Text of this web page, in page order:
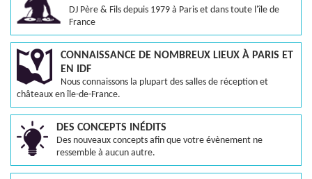
DJ Père & Fils depuis 1979 à Paris et dans toute l'île de
France
CONNAISSANCE DE NOMBREUX LIEUX À PARIS ET
EN IDF
Nous connaissons la plupart des salles de réception et
châteaux en île-de-France.
DES CONCEPTS INÉDITS
Des nouveaux concepts afin que votre évènement ne
ressemble à aucun autre.